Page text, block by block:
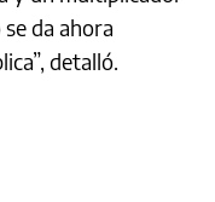
da ahora
detalló.